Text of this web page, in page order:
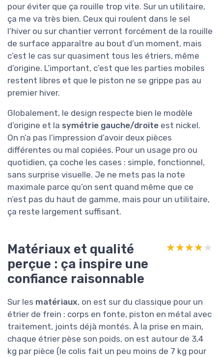
pour éviter que ça rouille trop vite. Sur un utilitaire,
ça me va très bien. Ceux qui roulent dans le sel
l’hiver ou sur chantier verront forcément de la rouille
de surface apparaître au bout d’un moment, mais
c’est le cas sur quasiment tous les étriers, même
d’origine. L’important, c’est que les parties mobiles
restent libres et que le piston ne se grippe pas au
premier hiver.
Globalement, le design respecte bien le modèle
d’origine et la symétrie gauche/droite est nickel.
On n’a pas l’impression d’avoir deux pièces
différentes ou mal copiées. Pour un usage pro ou
quotidien, ça coche les cases : simple, fonctionnel,
sans surprise visuelle. Je ne mets pas la note
maximale parce qu’on sent quand même que ce
n’est pas du haut de gamme, mais pour un utilitaire,
ça reste largement suffisant.
Matériaux et qualité
perçue : ça inspire une
confiance raisonnable
★★★★★
★★★★★
Sur les matériaux, on est sur du classique pour un
étrier de frein : corps en fonte, piston en métal avec
traitement, joints déjà montés. À la prise en main,
chaque étrier pèse son poids, on est autour de 3,4
kg par pièce (le colis fait un peu moins de 7 kg pour